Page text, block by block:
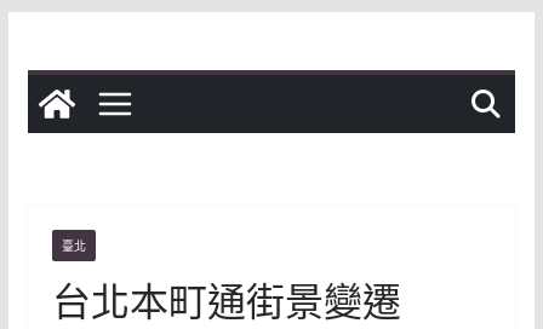
content
臺北
台北本町通街景變遷